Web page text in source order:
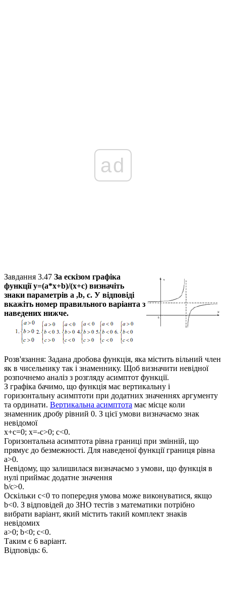
ad
Завдання 3.47 За ескізом графіка
функціїу=(a*x+b)/(x+c) визначіть
знаки параметрів а ,b, c. У відповіді
вкажіть номер правильного варіанта з
наведених нижче.
Розв'язання: Задана дробова функція, яка містить вільний член
як в чисельнику так і знаменнику. Щоб визначити невідної
розпочнемо аналіз з розгляду асимптот функції.
З графіка бачимо, що функція має вертикальну і
горизонтальну асимптоти при додатних значеннях аргументу
та ординати. Вертикальна асимптота має місце коли
знаменник дробу рівний 0. З цієї умови визначаємо знак
невідомої
x+c=0; x=-c>0; c<0.
Горизонтальна асимптота рівна границі при змінній, що
прямує до безмежності. Для наведеної функції границя рівна
a>0.
Невідому, що залишилася визначаємо з умови, що функція в
нулі приймає додатне значення
b/c>0.
Оскільки c<0 то попередня умова може виконуватися, якщо
b<0. З відповідей до ЗНО тестів з математики потрібно
вибрати варіант, який містить такий комплект знаків
невідомих
a>0; b<0; c<0.
Таким є 6 варіант.
Відповідь: 6.